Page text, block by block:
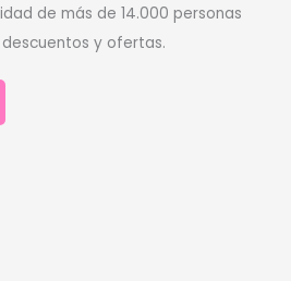
de más de 14.000 personas
y ofertas.